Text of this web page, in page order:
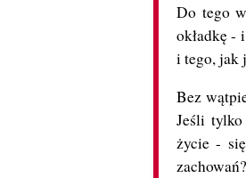
Do tego
okładkę -
i tego, jak
Bez
Jeśli
życie -